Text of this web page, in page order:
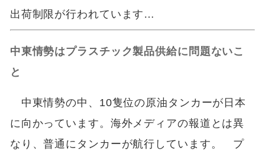
出荷制限が行われています…
中東情勢はプラスチック製品供給に問題ないこ
と
中東情勢の中、10隻位の原油タンカーが日本
に向かっています。海外メディアの報道とは異
なり、普通にタンカーが航行しています。 プ